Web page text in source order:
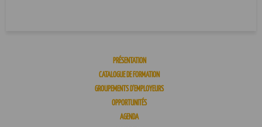
PRÉSENTATION
CATALOGUE DE FORMATION
GROUPEMENTS D’EMPLOYEURS
OPPORTUNITÉS
AGENDA